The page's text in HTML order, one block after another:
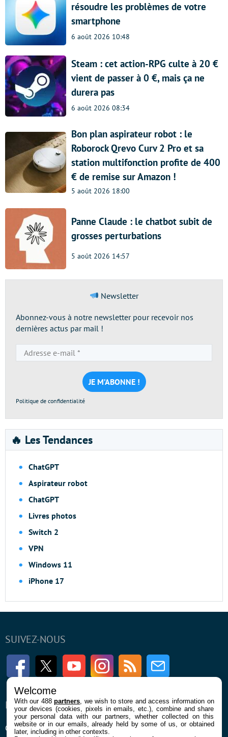
résoudre les problèmes de votre
smartphone
6 août 2026 10:48
Steam : cet action-RPG culte à 20 €
vient de passer à 0 €, mais ça ne
durera pas
6 août 2026 08:34
Bon plan aspirateur robot : le
Roborock Qrevo Curv 2 Pro et sa
station multifonction profite de 400
€ de remise sur Amazon !
5 août 2026 18:00
Panne Claude : le chatbot subit de
grosses perturbations
5 août 2026 14:57
Newsletter
Abonnez-vous à notre newsletter pour recevoir nos
dernières actus par mail !
e-
mail
*
Politique de confidentialité
🔥 Les Tendances
ChatGPT
Aspirateur robot
ChatGPT
Livres photos
Switch 2
VPN
Windows 11
iPhone 17
SUIVEZ-NOUS
FacebookTwitter Youtube InstagramRSS Newsletter
ENTREPRISE
Qui sommes nous
À PROPOS
La rédaction
Welcome
With our 488partners , we wish to store and access information on
your devices (cookies, pixels in emails, etc.), combine and share
your personal data with our partners, whether collected on this
website or in our emails, already held by some of us, or obtained
later, including in other contexts.